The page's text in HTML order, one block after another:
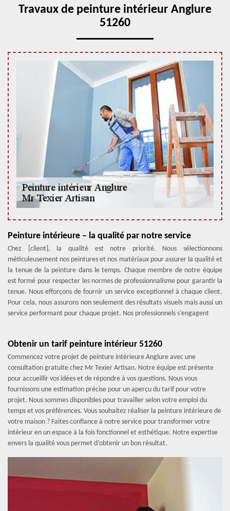
Travaux de peinture intérieur Anglure
51260
Peinture intérieure – la qualité par notre service
Chez [client}, la qualité est notre priorité. Nous sélectionnons
méticuleusement nos peintures et nos matériaux pour assurer la qualité et
la tenue de la peinture dans le temps. Chaque membre de notre équipe
est formé pour respecter les normes de professionnalisme pour garantir la
tenue. Nous efforçons de fournir un service exceptionnel à chaque client.
Pour cela, nous assurons non seulement des résultats visuels mais aussi un
service performant pour chaque projet. Nos professionnels s’engagent
Obtenir un tarif peinture intérieur 51260
Commencez votre projet de peinture intérieure Anglure avec une
consultation gratuite chez Mr Texier Artisan. Notre équipe est présente
pour accueillir vos idées et de répondre à vos questions. Nous vous
fournissons une estimation précise pour un aperçu du tarif pour votre
projet. Nous sommes disponibles pour travailler selon votre emploi du
temps et vos préférences. Vous souhaitez réaliser la peinture intérieure de
votre maison ? Faites confiance à notre service pour transformer votre
intérieur en un espace à la fois fonctionnel et esthétique. Notre expertise
envers la qualité vous permet d’obtenir un bon résultat.